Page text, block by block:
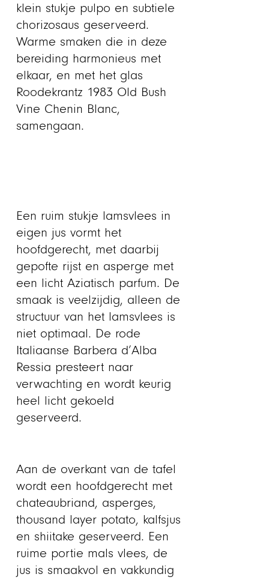
klein stukje pulpo en subtiele
chorizosaus geserveerd.
Warme smaken die in deze
bereiding harmonieus met
elkaar, en met het glas
Roodekrantz 1983 Old Bush
Vine Chenin Blanc,
samengaan.
Een ruim stukje lamsvlees in
eigen jus vormt het
hoofdgerecht, met daarbij
gepofte rijst en asperge met
een licht Aziatisch parfum. De
smaak is veelzijdig, alleen de
structuur van het lamsvlees is
niet optimaal. De rode
Italiaanse Barbera d’Alba
Ressia presteert naar
verwachting en wordt keurig
heel licht gekoeld
geserveerd.
Aan de overkant van de tafel
wordt een hoofdgerecht met
chateaubriand, asperges,
thousand layer potato, kalfsjus
en shiitake geserveerd. Een
ruime portie mals vlees, de
jus is smaakvol en vakkundig